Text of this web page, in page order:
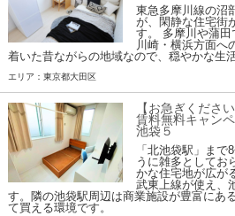
東急多摩川線の沼
が、閑静な住宅街
す。 多摩川や蒲
川崎・横浜方面へ
着いた昔ながらの地域なので、穏やかな生
エリア：東京都大田区
【お急ぎくださ
賃料無料キャン
池袋５
「北池袋駅」まで
うに雑多としてお
かな住宅地が広が
武東上線が使え、
す。隣の池袋駅周辺は商業施設が豊富にあ
て買える環境です。